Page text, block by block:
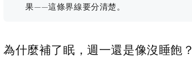
果——這條界線要分清楚。
為什麼補了眠，週一還是像沒睡飽？